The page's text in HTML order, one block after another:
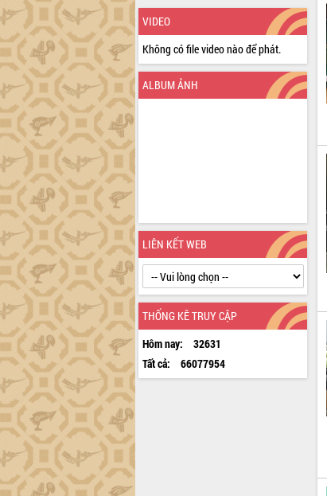
VIDEO
Không có file video nào để phát.
ALBUM ẢNH
LIÊN KẾT WEB
THỐNG KÊ TRUY CẬP
Hôm nay:
32631
Tất cả:
66077954